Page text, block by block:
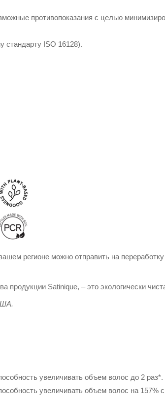
противопоказания с целью
стандарту ISO 16128).
регионе можно отправить на
продукции Satinique, – это экологически
увеличивать объем волос до 2 раз*.
увеличивать объем волос на 157%